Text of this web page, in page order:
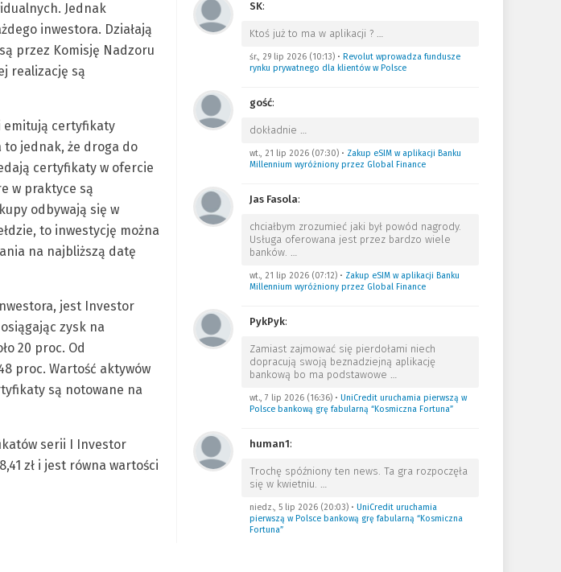
Jednak
inwestora. Działają
przez Komisję Nadzoru
realizację są
emitują certyfikaty
to jednak, że droga do
certyfikaty w ofercie
w praktyce są
odbywają się w
to inwestycję można
na najbliższą datę
jest Investor
zysk na
20 proc. Od
proc. Wartość aktywów
są notowane na
serii I Investor
zł i jest równa wartości
SK:
Ktoś już to ma w aplikacji ? …
śr., 29 lip 2026 (10:13)• Revolut wprowadza fundusze
rynku prywatnego dla klientów w Polsce
gość:
dokładnie …
wt., 21 lip 2026 (07:30)• Zakup eSIM w aplikacji Banku
Millennium wyróżniony przez Global Finance
Jas Fasola:
chciałbym zrozumieć jaki był powód nagrody.
Usługa oferowana jest przez bardzo wiele
banków. …
wt., 21 lip 2026 (07:12)• Zakup eSIM w aplikacji Banku
Millennium wyróżniony przez Global Finance
PykPyk:
Zamiast zajmować się pierdołami niech
dopracują swoją beznadziejną aplikację
bankową bo ma podstawowe …
wt., 7 lip 2026 (16:36)• UniCredit uruchamia pierwszą w
Polsce bankową grę fabularną “Kosmiczna Fortuna”
human1:
Trochę spóźniony ten news. Ta gra rozpoczęła
się w kwietniu. …
niedz., 5 lip 2026 (20:03)• UniCredit uruchamia
pierwszą w Polsce bankową grę fabularną “Kosmiczna
Fortuna”